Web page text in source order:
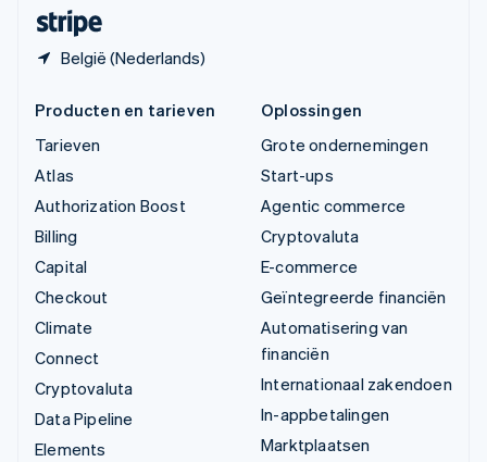
België (Nederlands)
Producten en tarieven
Tarieven
Atlas
Authorization Boost
Billing
Capital
Checkout
Climate
Connect
Cryptovaluta
Data Pipeline
Elements
Oplossingen
Grote ondernemingen
Start-ups
Agentic commerce
Cryptovaluta
E-commerce
Geïntegreerde financiën
Automatisering van
financiën
Internationaal zakendoen
In-appbetalingen
Marktplaatsen